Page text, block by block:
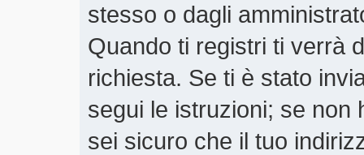
stesso o dagli
Quando ti registri ti verrà
richiesta. Se ti è stato
segui le istruzioni; se non
sei sicuro che il tuo